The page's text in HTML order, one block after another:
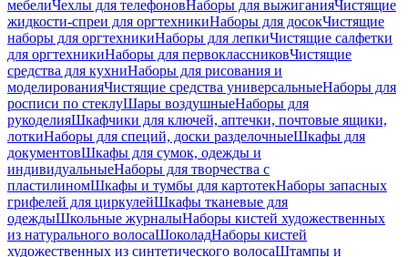
мебелиЧехлы для телефоновНаборы для выжиганияЧистящие
жидкости-спреи для оргтехникиНаборы для досокЧистящие
наборы для оргтехникиНаборы для лепкиЧистящие салфетки
для оргтехникиНаборы для первоклассниковЧистящие
средства для кухниНаборы для рисования и
моделированияЧистящие средства универсальныеНаборы для
росписи по стеклуШары воздушныеНаборы для
рукоделияШкафчики для ключей, аптечки, почтовые ящики,
лоткиНаборы для специй, доски разделочныеШкафы для
документовШкафы для сумок, одежды и
индивидуальныеНаборы для творчества с
пластилиномШкафы и тумбы для картотекНаборы запасных
грифелей для циркулейШкафы тканевые для
одеждыШкольные журналыНаборы кистей художественных
из натурального волосаШоколадНаборы кистей
художественных из синтетического волосаШтампы и